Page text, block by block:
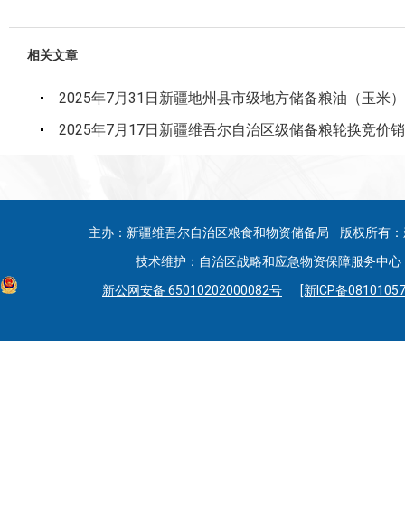
相关文章
2025年7月31日新疆地州县市级地方储备粮油（玉米
2025年7月17日新疆维吾尔自治区级储备粮轮换竞价
主办：新疆维吾尔自治区粮食和物资储备局 版权所有
技术维护：自治区战略和应急物资保障服务中
新公网安备 65010202000082号
[新ICP备